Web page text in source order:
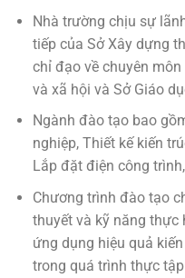
Nhà trường chịu sự
tiếp của Sở Xây dựng
chỉ đạo về chuyên
và xã hội và Sở Giáo
Ngành đào tạo bao
nghiệp, Thiết kế kiến
Lắp đặt điện công
Chương trình đào tạo
thuyết và kỹ năng thực
ứng dụng hiệu quả
trong quá trình thực